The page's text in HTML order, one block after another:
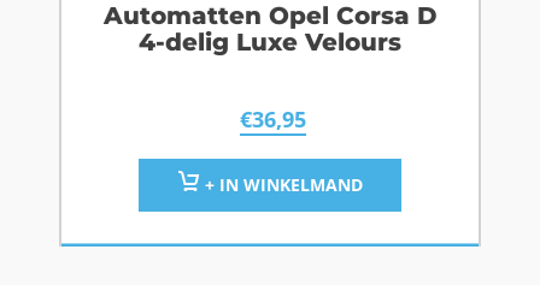
Automatten Opel Corsa D
4-delig Luxe Velours
€36,95
+ IN WINKELMAND